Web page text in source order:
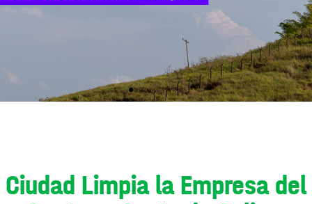
Ciudad Limpia la Empresa del